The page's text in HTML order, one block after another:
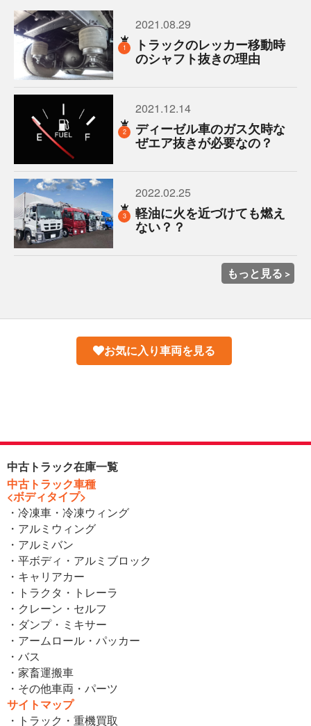
1
2021.08.29
トラックのレッカー移動時
のシャフト抜きの理由
2
2021.12.14
ディーゼル車のガス欠時な
ぜエア抜きが必要なの？
3
2022.02.25
軽油に火を近づけても燃え
ない？？
もっと見る
お気に入り車両を見る
中古トラック在庫一覧
中古トラック車種
<ボディタイプ>
・冷凍車・冷凍ウィング
・アルミウィング
・アルミバン
・平ボディ・アルミブロック
・キャリアカー
・トラクタ・トレーラ
・クレーン・セルフ
・ダンプ・ミキサー
・アームロール・パッカー
・バス
・家畜運搬車
・その他車両・パーツ
サイトマップ
・トラック・重機買取